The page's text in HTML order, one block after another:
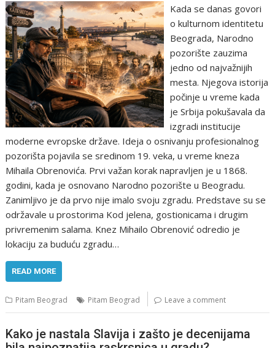
Kada se danas govori
o kulturnom identitetu
Beograda, Narodno
pozorište zauzima
jedno od najvažnijih
mesta. Njegova istorija
počinje u vreme kada
je Srbija pokušavala da
izgradi institucije
moderne evropske države. Ideja o osnivanju profesionalnog
pozorišta pojavila se sredinom 19. veka, u vreme kneza
Mihaila Obrenovića. Prvi važan korak napravljen je u 1868.
godini, kada je osnovano Narodno pozorište u Beogradu.
Zanimljivo je da prvo nije imalo svoju zgradu. Predstave su se
održavale u prostorima Kod jelena, gostionicama i drugim
privremenim salama. Knez Mihailo Obrenović odredio je
lokaciju za buduću zgradu…
READ MORE
Pitam Beograd Pitam Beograd Leave a comment
Kako je nastala Slavija i zašto je decenijama